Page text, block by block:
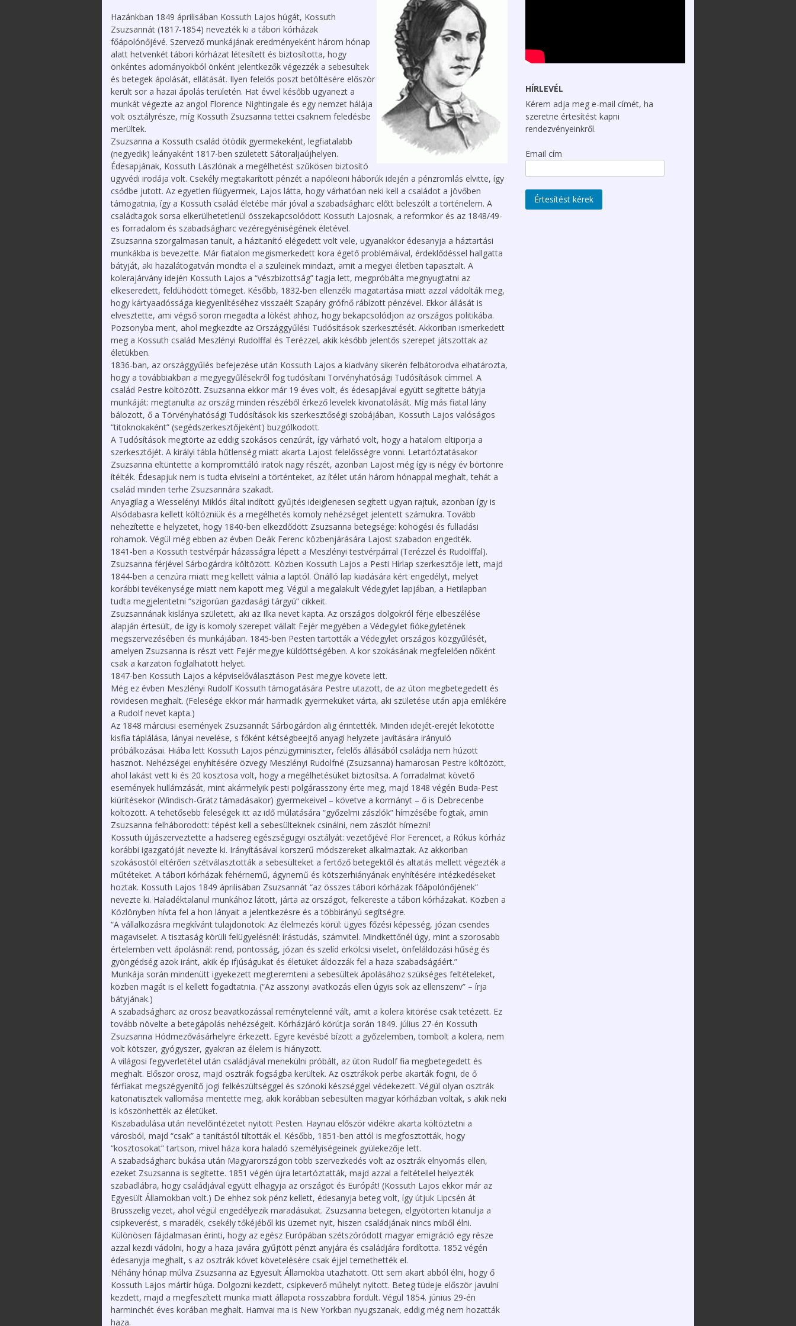
XXXVI. Védőnő-
Szülésznő-
Gyermekápoló
Konferencia
2025.12.05.
Videó üzenetek,
megemlékezések a
Magyar Ápolók Napja
alkalmából
Hírek, Információk –
COVID-19
Letölthető
dokumentumok
Szakmai szekcióink
Foglalkozás-
egészségügyi Ápolói
Szekció
Szakoktatói Szekció
Pszichiátriai és
Mentálhigiénés Ápolói
Szekció
Szociális Szekció
Epidemiológiai és
Klinikai Szakápolói
Szülésznői Szekció
Hematológiai
Szakápolói Szekció
Országos iroda
Adategyeztetés 2024
Információk a tagdíj
módosításáról
Egyesületünk tagdíja
Letölthető
dokumentumok
Alapszabály
Közérdekű
információk
Tevékenységünk
Ápolói-, Szakdolgozói
Életpálya Modell
Az “országos főápoló”
struktúrában történő
kapcsolatos javaslat
Magyar Ápolók Napja
közjogi elismertetése
A Magyar Ápolási
Egyesület
állásfoglalása a Munka
Törvénykönyv
tervezetről
Magyar Ápolók Napja
közjogi elismerése
Nyílt levél a Magyar
Országgyűléshez
MESZK kialakítása
Kapcsolataink / linktár
Közlemények
Adatkezelési és
adatvédelmi
szabályzat
Emlékév
Média megjelenéseink
Hazánkban 1849 áprilisában Kossuth Lajos húgát, Kossuth
Zsuzsannát (1817-1854) nevezték ki a tábori kórházak
főápolónőjévé. Szervező munkájának eredményeként három hónap
alatt hetvenkét tábori kórházat létesített és biztosította, hogy
önkéntes adományokból önként jelentkezők végezzék a sebesültek
és betegek ápolását, ellátását. Ilyen felelős poszt betöltésére először
került sor a hazai ápolás területén. Hat évvel később ugyanezt a
munkát végezte az angol Florence Nightingale és egy nemzet hálája
volt osztályrésze, míg Kossuth Zsuzsanna tettei csaknem feledésbe
merültek.
Zsuzsanna a Kossuth család ötödik gyermekeként, legfiatalabb
(negyedik) leányaként 1817-ben született Sátoraljaújhelyen.
Édesapjának, Kossuth Lászlónak a megélhetést szűkösen biztosító
ügyvédi irodája volt. Csekély megtakarított pénzét a napóleoni háborúk idején a pénzromlás elvitte, így
csődbe jutott. Az egyetlen fiúgyermek, Lajos látta, hogy várhatóan neki kell a családot a jövőben
támogatnia, így a Kossuth család életébe már jóval a szabadságharc előtt beleszólt a történelem. A
családtagok sorsa elkerülhetetlenül összekapcsolódott Kossuth Lajosnak, a reformkor és az 1848/49-
es forradalom és szabadságharc vezéregyéniségének életével.
Zsuzsanna szorgalmasan tanult, a házitanító elégedett volt vele, ugyanakkor édesanyja a háztartási
munkákba is bevezette. Már fiatalon megismerkedett kora égető problémáival, érdeklődéssel hallgatta
bátyját, aki hazalátogatván mondta el a szüleinek mindazt, amit a megyei életben tapasztalt. A
kolerajárvány idején Kossuth Lajos a “vészbizottság” tagja lett, megpróbálta megnyugtatni az
elkeseredett, feldühödött tömeget. Később, 1832-ben ellenzéki magatartása miatt azzal vádolták meg,
hogy kártyaadóssága kiegyenlítéséhez visszaélt Szapáry grófnő rábízott pénzével. Ekkor állását is
elvesztette, ami végső soron megadta a lökést ahhoz, hogy bekapcsolódjon az országos politikába.
Pozsonyba ment, ahol megkezdte az Országgyűlési Tudósítások szerkesztését. Akkoriban ismerkedett
meg a Kossuth család Meszlényi Rudolffal és Terézzel, akik később jelentős szerepet játszottak az
életükben.
1836-ban, az országgyűlés befejezése után Kossuth Lajos a kiadvány sikerén felbátorodva elhatározta,
hogy a továbbiakban a megyegyűlésekről fog tudósítani Törvényhatósági Tudósítások címmel. A
család Pestre költözött. Zsuzsanna ekkor már 19 éves volt, és édesapjával együtt segítette bátyja
munkáját: megtanulta az ország minden részéből érkező levelek kivonatolását. Míg más fiatal lány
bálozott, ő a Törvényhatósági Tudósítások kis szerkesztőségi szobájában, Kossuth Lajos valóságos
“titoknokaként” (segédszerkesztőjeként) buzgólkodott.
A Tudósítások megtörte az eddig szokásos cenzúrát, így várható volt, hogy a hatalom eltiporja a
szerkesztőjét. A királyi tábla hűtlenség miatt akarta Lajost felelősségre vonni. Letartóztatásakor
Zsuzsanna eltüntette a kompromittáló iratok nagy részét, azonban Lajost még így is négy év börtönre
ítélték. Édesapjuk nem is tudta elviselni a történteket, az ítélet után három hónappal meghalt, tehát a
család minden terhe Zsuzsannára szakadt.
Anyagilag a Wesselényi Miklós által indított gyűjtés ideiglenesen segített ugyan rajtuk, azonban így is
Alsódabasra kellett költözniük és a megélhetés komoly nehézséget jelentett számukra. Tovább
nehezítette e helyzetet, hogy 1840-ben elkezdődött Zsuzsanna betegsége: köhögési és fulladási
rohamok. Végül még ebben az évben Deák Ferenc közbenjárására Lajost szabadon engedték.
1841-ben a Kossuth testvérpár házasságra lépett a Meszlényi testvérpárral (Terézzel és Rudolffal).
Zsuzsanna férjével Sárbogárdra költözött. Közben Kossuth Lajos a Pesti Hírlap szerkesztője lett, majd
1844-ben a cenzúra miatt meg kellett válnia a laptól. Önálló lap kiadására kért engedélyt, melyet
korábbi tevékenysége miatt nem kapott meg. Végül a megalakult Védegylet lapjában, a Hetilapban
tudta megjelentetni “szigorúan gazdasági tárgyú” cikkeit.
Zsuzsannának kislánya született, aki az Ilka nevet kapta. Az országos dolgokról férje elbeszélése
alapján értesült, de így is komoly szerepet vállalt Fejér megyében a Védegylet fiókegyletének
megszervezésében és munkájában. 1845-ben Pesten tartották a Védegylet országos közgyűlését,
amelyen Zsuzsanna is részt vett Fejér megye küldöttségében. A kor szokásának megfelelően nőként
csak a karzaton foglalhatott helyet.
1847-ben Kossuth Lajos a képviselőválasztáson Pest megye követe lett.
Még ez évben Meszlényi Rudolf Kossuth támogatására Pestre utazott, de az úton megbetegedett és
rövidesen meghalt. (Felesége ekkor már harmadik gyermeküket várta, aki születése után apja emlékére
a Rudolf nevet kapta.)
Az 1848 márciusi események Zsuzsannát Sárbogárdon alig érintették. Minden idejét-erejét lekötötte
kisfia táplálása, lányai nevelése, s főként kétségbeejtő anyagi helyzete javítására irányuló
próbálkozásai. Hiába lett Kossuth Lajos pénzügyminiszter, felelős állásából családja nem húzott
hasznot. Nehézségei enyhítésére özvegy Meszlényi Rudolfné (Zsuzsanna) hamarosan Pestre költözött,
ahol lakást vett ki és 20 kosztosa volt, hogy a megélhetésüket biztosítsa. A forradalmat követő
események hullámzását, mint akármelyik pesti polgárasszony érte meg, majd 1848 végén Buda-Pest
kiürítésekor (Windisch-Grätz támadásakor) gyermekeivel – követve a kormányt – ő is Debrecenbe
költözött. A tehetősebb feleségek itt az idő múlatására “győzelmi zászlók” hímzésébe fogtak, amin
Zsuzsanna felháborodott: tépést kell a sebesülteknek csinálni, nem zászlót hímezni!
Kossuth újjászerveztette a hadsereg egészségügyi osztályát: vezetőjévé Flor Ferencet, a Rókus kórház
korábbi igazgatóját nevezte ki. Irányításával korszerű módszereket alkalmaztak. Az akkoriban
szokásostól eltérően szétválasztották a sebesülteket a fertőző betegektől és altatás mellett végezték a
műtéteket. A tábori kórházak fehérnemű, ágynemű és kötszerhiányának enyhítésére intézkedéseket
hoztak. Kossuth Lajos 1849 áprilisában Zsuzsannát “az összes tábori kórházak főápolónőjének”
nevezte ki. Haladéktalanul munkához látott, járta az országot, felkereste a tábori kórházakat. Közben a
Közlönyben hívta fel a hon lányait a jelentkezésre és a többirányú segítségre.
“A vállalkozásra megkívánt tulajdonotok: Az élelmezés körül: ügyes főzési képesség, józan csendes
magaviselet. A tisztaság körüli felügyelésnél: írástudás, számvitel. Mindkettőnél úgy, mint a szorosabb
értelemben vett ápolásnál: rend, pontosság, józan és szelíd erkölcsi viselet, önfeláldozási hűség és
gyöngédség azok iránt, akik ép ifjúságukat és életüket áldozzák fel a haza szabadságáért.”
Munkája során mindenütt igyekezett megteremteni a sebesültek ápolásához szükséges feltételeket,
közben magát is el kellett fogadtatnia. (“Az asszonyi avatkozás ellen úgyis sok az ellenszenv” – írja
bátyjának.)
A szabadságharc az orosz beavatkozással reménytelenné vált, amit a kolera kitörése csak tetézett. Ez
tovább növelte a betegápolás nehézségeit. Kórházjáró körútja során 1849. július 27-én Kossuth
Zsuzsanna Hódmezővásárhelyre érkezett. Egyre kevésbé bízott a győzelemben, tombolt a kolera, nem
volt kötszer, gyógyszer, gyakran az élelem is hiányzott.
A világosi fegyverletétel után családjával menekülni próbált, az úton Rudolf fia megbetegedett és
meghalt. Először orosz, majd osztrák fogságba kerültek. Az osztrákok perbe akarták fogni, de ő
férfiakat megszégyenítő jogi felkészültséggel és szónoki készséggel védekezett. Végül olyan osztrák
katonatisztek vallomása mentette meg, akik korábban sebesülten magyar kórházban voltak, s akik neki
is köszönhették az életüket.
Kiszabadulása után nevelőintézetet nyitott Pesten. Haynau először vidékre akarta költöztetni a
városból, majd “csak” a tanítástól tiltották el. Később, 1851-ben attól is megfosztották, hogy
“kosztosokat” tartson, mivel háza kora haladó személyiségeinek gyülekezője lett.
A szabadságharc bukása után Magyarországon több szervezkedés volt az osztrák elnyomás ellen,
ezeket Zsuzsanna is segítette. 1851 végén újra letartóztatták, majd azzal a feltétellel helyezték
szabadlábra, hogy családjával együtt elhagyja az országot és Európát! (Kossuth Lajos ekkor már az
Egyesült Államokban volt.) De ehhez sok pénz kellett, édesanyja beteg volt, így útjuk Lipcsén át
Brüsszelig vezet, ahol végül engedélyezik maradásukat. Zsuzsanna betegen, elgyötörten kitanulja a
csipkeverést, s maradék, csekély tőkéjéből kis üzemet nyit, hiszen családjának nincs miből élni.
Különösen fájdalmasan érinti, hogy az egész Európában szétszóródott magyar emigráció egy része
azzal kezdi vádolni, hogy a haza javára gyűjtött pénzt anyjára és családjára fordította. 1852 végén
édesanyja meghalt, s az osztrák követ követelésére csak éjjel temethették el.
Néhány hónap múlva Zsuzsanna az Egyesült Államokba utazhatott. Ott sem akart abból élni, hogy ő
Kossuth Lajos mártír húga. Dolgozni kezdett, csipkeverő műhelyt nyitott. Beteg tüdeje először javulni
kezdett, majd a megfeszített munka miatt állapota rosszabbra fordult. Végül 1854. június 29-én
harminchét éves korában meghalt. Hamvai ma is New Yorkban nyugszanak, eddig még nem hozatták
haza.
HÍRLEVÉL
Kérem adja meg e-mail címét, ha
szeretne értesítést kapni
rendezvényeinkről.
Email cím